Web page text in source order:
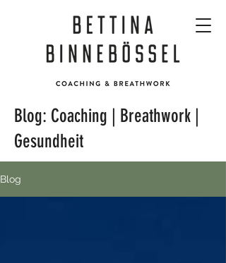
Blog: Coaching | Breathwork |
Gesundheit
Blog